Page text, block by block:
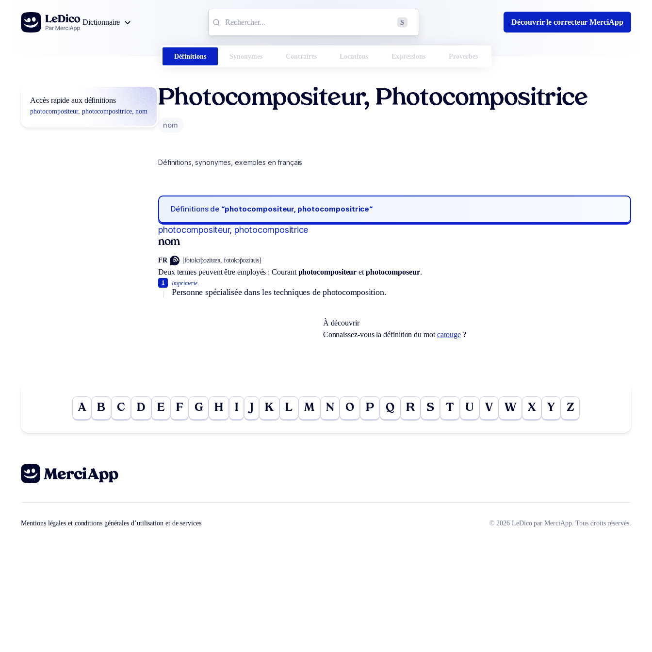
Aller au contenu
Dictionnaire
S Découvrir le correcteur MerciApp
Définitions Synonymes Contraires Locutions Expressions Proverbes
Accès rapide aux définitions
photocompositeur, photocompositrice, nom
Photocompositeur, Photocompositrice
nom
Définitions, synonymes, exemples en français
Définitions de “photocompositeur, photocompositrice“
photocompositeur, photocompositrice
nom
FR [fotokɔ̃pozitœʀ, fotokɔ̃pozitʀis]
Deux termes peuvent être employés :Courant photocompositeur et photocomposeur.
Imprimerie.
Personne spécialisée dans les techniques de photocomposition.
1
À découvrir
Connaissez-vous la définition du mot carouge ?
A B C D E F G H I K L M N O P Q R S T U V W X Y Z
Mentions légales et conditions générales d’utilisation et de services © 2026 LeDico par MerciApp. Tous droits réservés.